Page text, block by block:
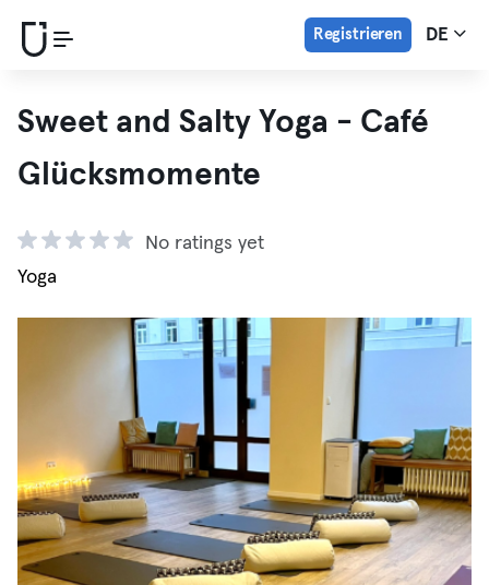
Registrieren DE
Sweet and Salty Yoga - Café
Glücksmomente
No ratings yet
Yoga